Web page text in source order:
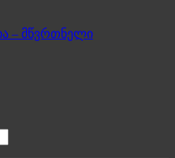
– მწვრთნელი